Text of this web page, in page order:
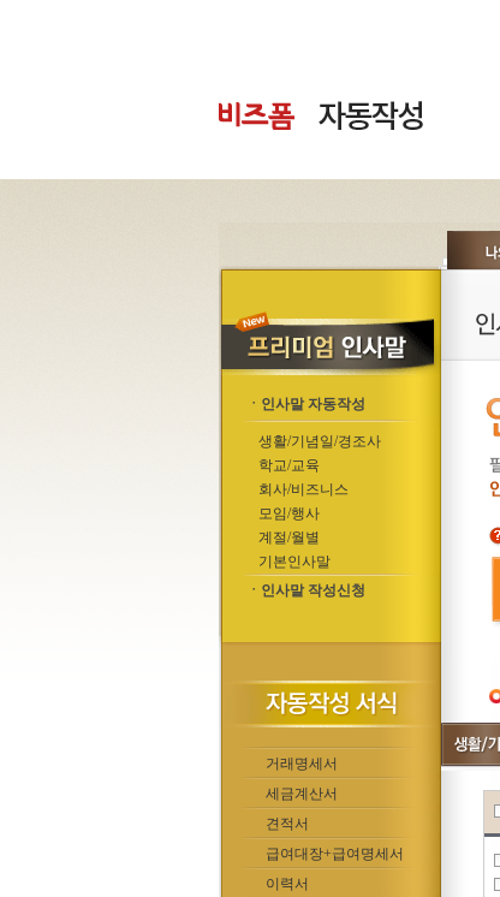
ㆍ인사말 자동작성
생활/기념일/경조사
학교/교육
회사/비즈니스
모임/행사
계절/월별
기본인사말
ㆍ인사말 작성신청
거래명세서
세금계산서
견적서
급여대장+급여명세서
이력서